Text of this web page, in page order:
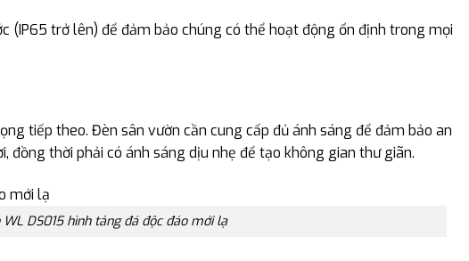
(IP65 trở lên) để đảm bảo chúng có thể hoạt động ổn định trong mọi
tiếp theo. Đèn sân vườn cần cung cấp đủ ánh sáng để đảm bảo an
đồng thời phải có ánh sáng dịu nhẹ để tạo không gian thư giãn.
DS015 hình tảng đá độc đáo mới lạ